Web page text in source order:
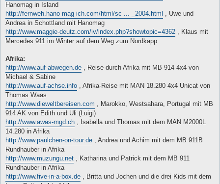
Hanomag in Island
http://fernweh.hano-mag-ich.com/html/sc ... _2004.html
, Uwe und
Andrea in Schottland mit Hanomag
http://www.maggie-deutz.com/iv/index.php?showtopic=4362 , Klaus mit
Mercedes 911 im Winter auf dem Weg zum Nordkapp
Afrika:
http://www.auf-abwegen.de , Reise durch Afrika mit MB 914 4x4 von
Michael & Sabine
http://www.auf-achse.info , Afrika-Reise mit MAN 18.280 4x4 Unicat von
Thomas Waas
http://www.dieweltbereisen.com , Marokko, Westsahara, Portugal mit MB
914 AK von Edith und Uli (Luigi)
http://www.awas-mgd.ch , Isabella und Thomas mit dem MAN M2000L
14.280 in Afrika
http://www.paulchen-on-tour.de , Andrea und Achim mit dem MB 911B
Rundhauber in Afrika
http://www.muzungu.net , Katharina und Patrick mit dem MB 911
Rundhauber in Afrika
http://www.five-in-a-box.de , Britta und Jochen und die drei Kids mit dem